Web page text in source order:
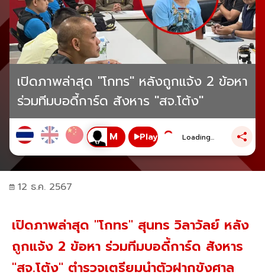
เปิดภาพล่าสุด "โกทร" หลังถูกแจ้ง 2 ข้อหา
ร่วมทีมบอดี้การ์ด สังหาร "สจ.โต้ง"
Play Loading...
12 ธ.ค. 2567
เปิดภาพล่าสุด "โกทร" สุนทร วิลาวัลย์ หลัง
ถูกแจ้ง 2 ข้อหา ร่วมทีมบอดี้การ์ด สังหาร
"สจ.โต้ง" ตำรวจเตรียมนำตัวฝากขังศาล